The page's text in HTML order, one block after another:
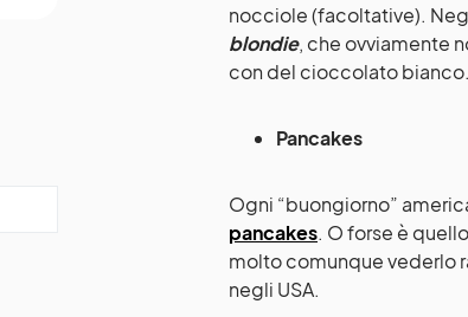
nocciole (facoltative).
blondie, che ovviamente
con del cioccolato bianco.
Pancakes
Ogni “buongiorno”
pancakes. O forse è
molto comunque vederlo
negli USA.